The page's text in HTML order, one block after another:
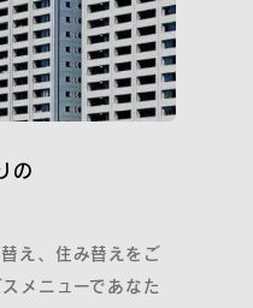
の
え、住み替えをご
メニューであなた